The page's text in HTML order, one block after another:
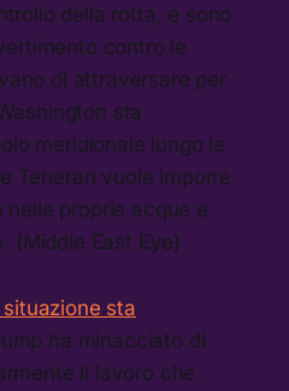
della rotta, e sono
contro le
di attraversare per
sta
meridionale lungo le
Teheran vuole imporre
proprie acque e
(Middle East Eye)
situazione sta
ha minacciato di
il lavoro che